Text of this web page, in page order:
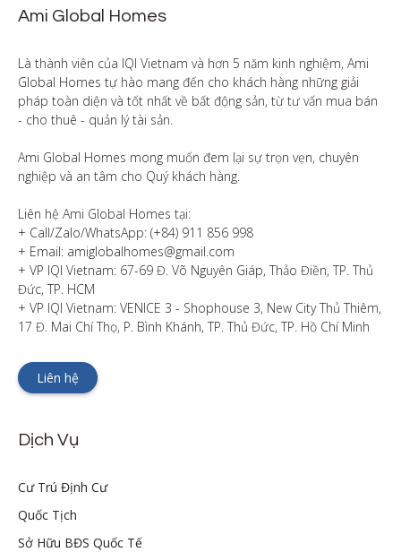
Ami Global Homes
Là thành viên của IQI Vietnam và hơn 5 năm kinh nghiệm, Ami
Global Homes tự hào mang đến cho khách hàng những giải
pháp toàn diện và tốt nhất về bất động sản, từ tư vấn mua bán
- cho thuê - quản lý tài sản.
Ami Global Homes mong muốn đem lại sự trọn vẹn, chuyên
nghiệp và an tâm cho Quý khách hàng.
Liên hệ Ami Global Homes tại:
+ Call/Zalo/WhatsApp: (+84) 911 856 998
+ Email: amiglobalhomes@gmail.com
+ VP IQI Vietnam: 67-69 Đ. Võ Nguyên Giáp, Thảo Điền, TP. Thủ
Đức, TP. HCM
+ VP IQI Vietnam: VENICE 3 - Shophouse 3, New City Thủ Thiêm,
17 Đ. Mai Chí Thọ, P. Bình Khánh, TP. Thủ Đức, TP. Hồ Chí Minh
Liên hệ
Dịch Vụ
Cư Trú Định Cư
Quốc Tịch
Sở Hữu BĐS Quốc Tế